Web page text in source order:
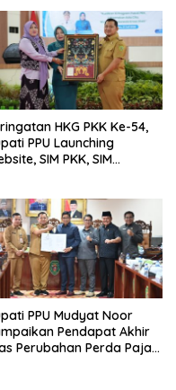
HKG PKK Ke-54,
PPU Launching
SIM PKK, SIM
PPU Mudyat Noor
Pendapat Akhir
Perubahan Perda Pajak